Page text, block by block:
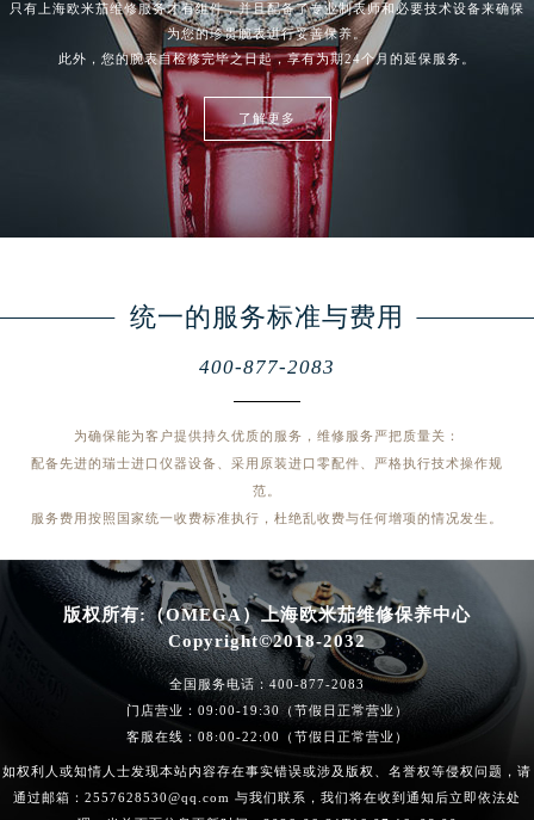
只有上海欧米茄维修服务才有组件，并且配备了专业制表师和必要技术设备来确保
为您的珍贵腕表进行妥善保养。
此外，您的腕表自检修完毕之日起，享有为期24个月的延保服务。
了解更多
统一的服务标准与费用
400-877-2083
为确保能为客户提供持久优质的服务，维修服务严把质量关：
配备先进的瑞士进口仪器设备、采用原装进口零配件、严格执行技术操作规
范。
服务费用按照国家统一收费标准执行，杜绝乱收费与任何增项的情况发生。
版权所有:（OMEGA）上海欧米茄维修保养中心
Copyright©2018-2032
全国服务电话：400-877-2083
门店营业：09:00-19:30（节假日正常营业）
客服在线：08:00-22:00（节假日正常营业）
如权利人或知情人士发现本站内容存在事实错误或涉及版权、名誉权等侵权问题，请
通过邮箱：2557628530@qq.com 与我们联系，我们将在收到通知后立即依法处